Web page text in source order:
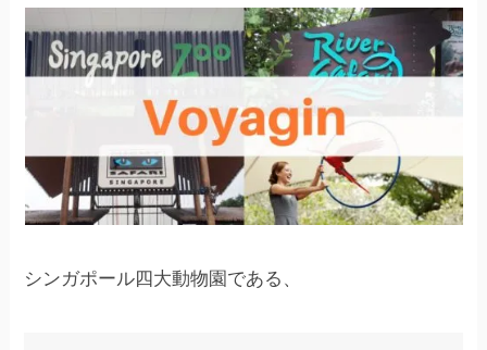
シンガポール四大動物園である、